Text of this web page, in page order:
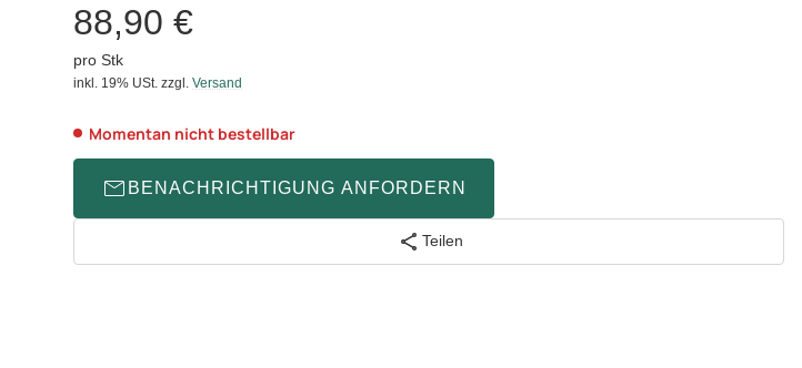
88,90 €
pro Stk
inkl. 19% USt. zzgl. Versand
Momentan nicht bestellbar
BENACHRICHTIGUNG ANFORDERN
Teilen